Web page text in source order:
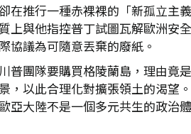
在推行一種赤裸裸的「新孤立主
上與他指控普丁試圖瓦解歐洲
協議為可隨意丟棄的廢紙。
普團隊要購買格陵蘭島，理由
，以此合理化對擴張領土的渴
亞大陸不是一個多元共生的政